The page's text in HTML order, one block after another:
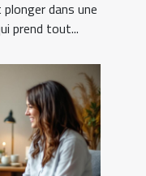
dans une
prend tout...